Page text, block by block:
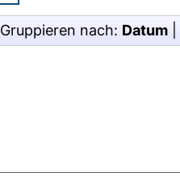
Gruppieren nach: Datum